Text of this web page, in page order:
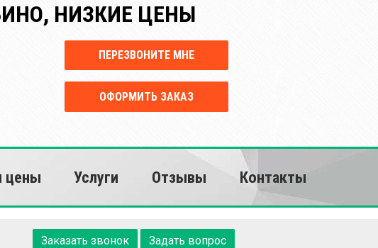
НИЗКИЕ ЦЕНЫ
ПЕРЕЗВОНИТЕ МНЕ
ОФОРМИТЬ ЗАКАЗ
цены Услуги Отзывы Контакты
Заказать звонок Задать вопрос